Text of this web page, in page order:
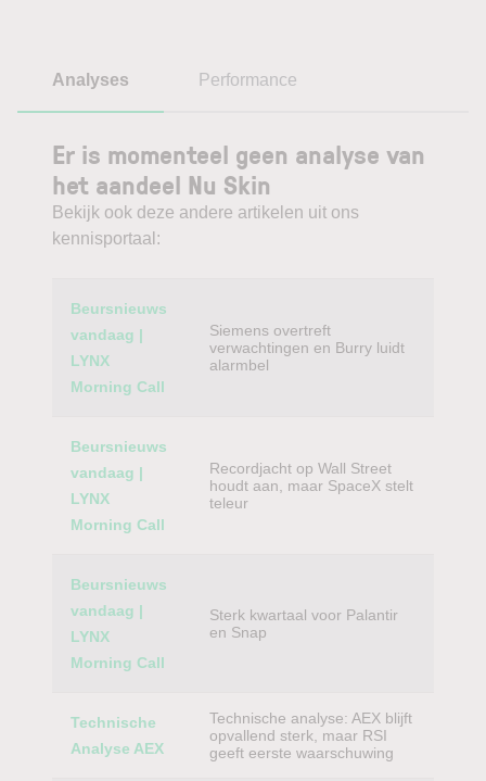
Analyses Performance
Er is momenteel geen analyse van
het aandeel Nu Skin
Bekijk ook deze andere artikelen uit ons
kennisportaal:
Category
Beursnieuws
vandaag |
LYNX
Morning Call
Siemens overtreft
verwachtingen en Burry luidt
alarmbel
Beursnieuws
vandaag |
LYNX
Morning Call
Recordjacht op Wall Street
houdt aan, maar SpaceX stelt
teleur
Beursnieuws
vandaag |
LYNX
Morning Call
Sterk kwartaal voor Palantir
en Snap
Technische
Analyse AEX
Technische analyse: AEX blijft
opvallend sterk, maar RSI
geeft eerste waarschuwing